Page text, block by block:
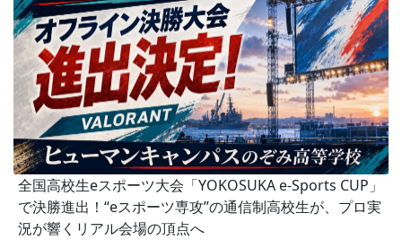
全国高校生eスポーツ大会「YOKOSUKA e-Sports CUP」
で決勝進出！“eスポーツ専攻”の通信制高校生が、プロ実
況が響くリアル会場の頂点へ